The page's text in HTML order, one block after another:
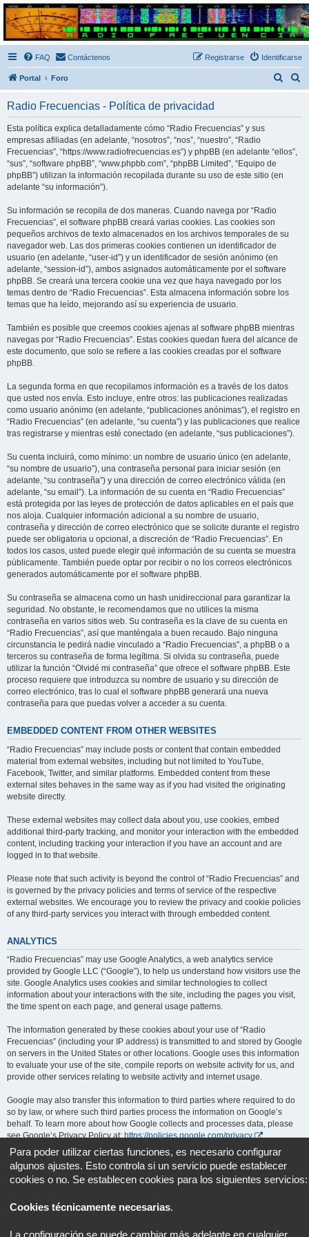
Radio Frecuencias
Foro de Radio Frecuencias
FAQ Contáctenos Identificarse
Registrarse
Portal Foro
Radio Frecuencias - Política de privacidad
Esta política explica detalladamente cómo “Radio Frecuencias” y sus
empresas afiliadas (en adelante, “nosotros”, “nos”, “nuestro”, “Radio
Frecuencias”, “https://www.radiofrecuencias.es”) y phpBB (en adelante “ellos”,
“sus”, “software phpBB”, “www.phpbb.com”, “phpBB Limited”, “Equipo de
phpBB”) utilizan la información recopilada durante su uso de este sitio (en
adelante “su información”).
Su información se recopila de dos maneras. Cuando navega por “Radio
Frecuencias”, el software phpBB creará varias cookies. Las cookies son
pequeños archivos de texto almacenados en los archivos temporales de su
navegador web. Las dos primeras cookies contienen un identificador de
usuario (en adelante, “user-id”) y un identificador de sesión anónimo (en
adelante, “session-id”), ambos asignados automáticamente por el software
phpBB. Se creará una tercera cookie una vez que haya navegado por los
temas dentro de “Radio Frecuencias”. Esta almacena información sobre los
temas que ha leído, mejorando así su experiencia de usuario.
También es posible que creemos cookies ajenas al software phpBB mientras
navegas por “Radio Frecuencias”. Estas cookies quedan fuera del alcance de
este documento, que solo se refiere a las cookies creadas por el software
phpBB.
La segunda forma en que recopilamos información es a través de los datos
que usted nos envía. Esto incluye, entre otros: las publicaciones realizadas
como usuario anónimo (en adelante, “publicaciones anónimas”), el registro en
“Radio Frecuencias” (en adelante, “su cuenta”) y las publicaciones que realice
tras registrarse y mientras esté conectado (en adelante, “sus publicaciones”).
Su cuenta incluirá, como mínimo: un nombre de usuario único (en adelante,
“su nombre de usuario”), una contraseña personal para iniciar sesión (en
adelante, “su contraseña”) y una dirección de correo electrónico válida (en
adelante, “su email”). La información de su cuenta en “Radio Frecuencias”
está protegida por las leyes de protección de datos aplicables en el país que
nos aloja. Cualquier información adicional a su nombre de usuario,
contraseña y dirección de correo electrónico que se solicite durante el registro
puede ser obligatoria u opcional, a discreción de “Radio Frecuencias”. En
todos los casos, usted puede elegir qué información de su cuenta se muestra
públicamente. También puede optar por recibir o no los correos electrónicos
generados automáticamente por el software phpBB.
Su contraseña se almacena como un hash unidireccional para garantizar la
seguridad. No obstante, le recomendamos que no utilices la misma
contraseña en varios sitios web. Su contraseña es la clave de su cuenta en
“Radio Frecuencias”, así que manténgala a buen recaudo. Bajo ninguna
circunstancia le pedirá nadie vinculado a “Radio Frecuencias”, a phpBB o a
terceros su contraseña de forma legítima. Si olvida su contraseña, puede
utilizar la función “Olvidé mi contraseña” que ofrece el software phpBB. Este
proceso requiere que introduzca su nombre de usuario y su dirección de
correo electrónico, tras lo cual el software phpBB generará una nueva
contraseña para que puedas volver a acceder a su cuenta.
EMBEDDED CONTENT FROM OTHER WEBSITES
“Radio Frecuencias” may include posts or content that contain embedded
material from external websites, including but not limited to YouTube,
Facebook, Twitter, and similar platforms. Embedded content from these
external sites behaves in the same way as if you had visited the originating
website directly.
These external websites may collect data about you, use cookies, embed
additional third-party tracking, and monitor your interaction with the embedded
content, including tracking your interaction if you have an account and are
logged in to that website.
Please note that such activity is beyond the control of “Radio Frecuencias” and
is governed by the privacy policies and terms of service of the respective
external websites. We encourage you to review the privacy and cookie policies
of any third-party services you interact with through embedded content.
ANALYTICS
“Radio Frecuencias” may use Google Analytics, a web analytics service
provided by Google LLC (“Google”), to help us understand how visitors use the
site. Google Analytics uses cookies and similar technologies to collect
information about your interactions with the site, including the pages you visit,
the time spent on each page, and general usage patterns.
The information generated by these cookies about your use of “Radio
Frecuencias” (including your IP address) is transmitted to and stored by Google
on servers in the United States or other locations. Google uses this information
to evaluate your use of the site, compile reports on website activity for us, and
provide other services relating to website activity and internet usage.
Google may also transfer this information to third parties where required to do
so by law, or where such third parties process the information on Google’s
behalf. To learn more about how Google collects and processes data, please
see Google’s Privacy Policy at:https://policies.google.com/privacy .
You can opt out of Google Analytics by installing the Google Analytics opt-out
browser add-on, available at:https://tools.google.com/dlpage/gaoptout .
Portal Foro
Para poder utilizar ciertas funciones, es necesario configurar
algunos ajustes. Esto controla si un servicio puede establecer
cookies o no. Se establecen cookies para los siguientes servicios:
Cookies técnicamente necesarias.